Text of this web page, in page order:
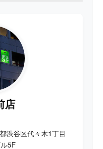
いても、実測値や回路
データ保持を前提とし
復旧不可」と案内され
追求し、復旧へ繋げる
いる。
店
渋谷区代々木1丁目
5F